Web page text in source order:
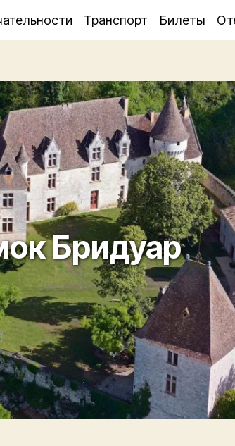
Транспорт Билеты
Бридуар